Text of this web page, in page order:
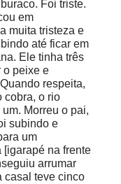
Foi triste.
em
muita tristeza e
até ficar em
Ele tinha três
o peixe e
respeita,
cobra, o rio
Morreu o pai,
subindo e
um
na frente
arrumar
casal teve cinco